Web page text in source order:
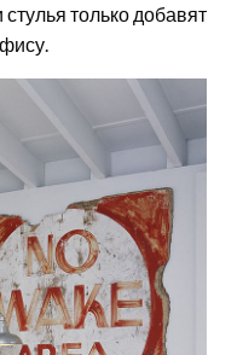
только добавят